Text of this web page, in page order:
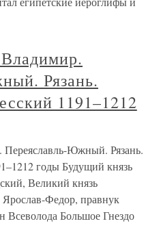
Рязань.
1191–1212
Южный. Рязань.
годы Будущий князь
Великий князь
Федор, правнук
Большое Гнездо